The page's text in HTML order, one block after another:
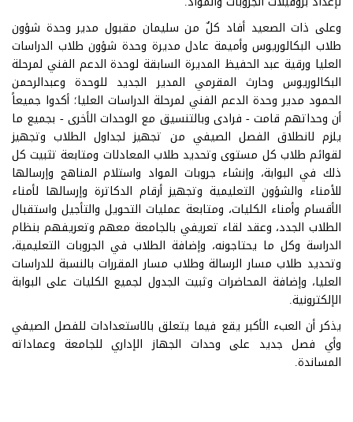
وعلى ذات الصعيد أفاد كلٌ من سليمان مقبول مدير وحدة شؤون
طلاب البكالوريوس وأميمة عادل مديرة وحدة شؤون طلاب الدراسات
العليا ورقية عبد الحفيظ المديرة السابقة لوحدة الدعم الفني لمرحلة
البكالوريوس وحارث المقرمي المدير الجديد للوحدة وعبدالرحمن
الحمود مدير وحدة الدعم الفني لمرحلة الدراسات العليا؛ أكدوا جميعاً
أن وحداتهم قامت - فرادى وبالتنسيق مع الوحدات الأخرى - بجميع ما
يلزم لانطلاق الفصل الصيفي من تجهيز لجداول الطلاب وتجهيز
لقوائم طلاب كل مستوى وتحديد طلاب المعادلات ومتابعة تثبيت كل
ذلك في البوابة، وإنشاء جروبات المواد واستلام المناهج وإرسالها
للأمناء والشؤون التعليمية وتجهيز أرقام الدكاترة وإرسالها لأمناء
الأقسام وأمناء الكليات، ومتابعة عمليات التحويل والتأجيل واستقبال
الطلاب الجدد، وعقد لقاء تعريفي بالجامعة معهم وتعريفهم بنظام
الدراسة وكل ما يحتاجونه، وإضافة الطلاب في الجروبات التعليمية،
وتحديد طلاب مسار الرسالة وطلاب مسار المقررات بالنسبة للدراسات
العليا، وإضافة المحاضرات وثبيت الجدول لجميع الكليات على البوابة
الإلكترونية.
يذكر أن العبء الأكبر يقع فيما يتعلق بالاستعدادات للفصل الصيفي
وأي فصل جديد على وحدات الجهاز الإداري للجامعة وعماداته
المساندة.